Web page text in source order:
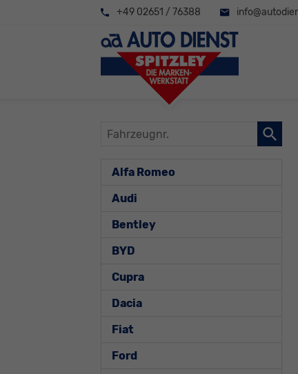
+49 02651 / 76388
Fahrzeugnr.
Alfa Romeo
Audi
Bentley
BYD
Cupra
Dacia
Fiat
Ford